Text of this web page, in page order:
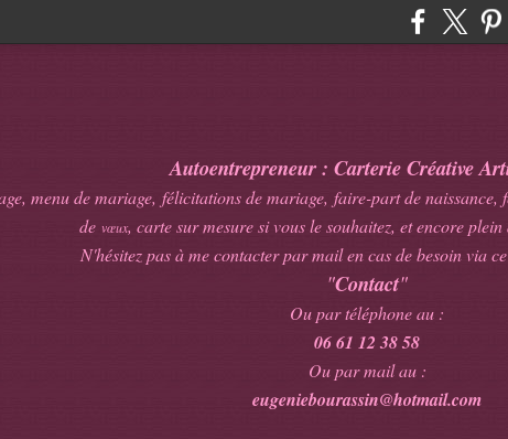
Autoentrepreneur : Carterie Créative
menu de mariage, félicitations de mariage, faire-part de
de vœux, carte sur mesure si vous le souhaitez, et encore
N'hésitez pas à me contacter par mail en cas de besoin via
"Contact"
Ou par téléphone au :
06 61 12 38 58
Ou par mail au :
eugeniebourassin@hotmail.com